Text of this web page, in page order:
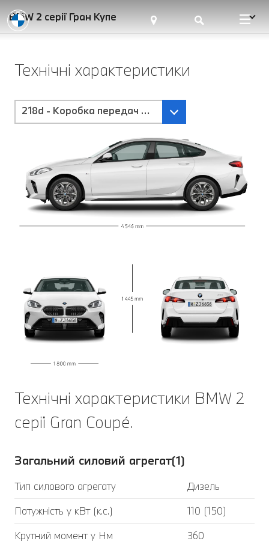
BMW 2 серії Гран Купе
Технічні характеристики
218d - Коробка передач Steptronic з пелюстками
Технічні характеристики BMW 2
серії Gran Coupé.
Загальний силовий агрегат(1)
Тип силового агрегату
Дизель
Потужність у кВт (к.с.)
110 (150)
Крутний момент у Нм
360